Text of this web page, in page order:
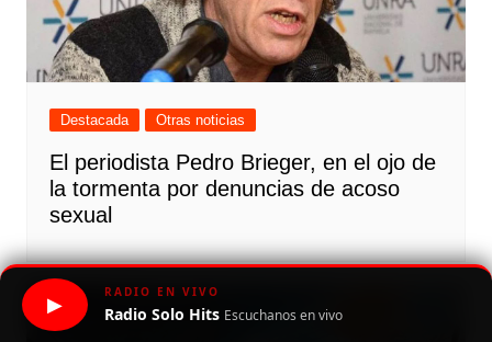
Destacada Otras noticias
El periodista Pedro Brieger, en el ojo de
la tormenta por denuncias de acoso
sexual
▶
RADIO EN VIVO
Radio Solo Hits Escuchanos en vivo